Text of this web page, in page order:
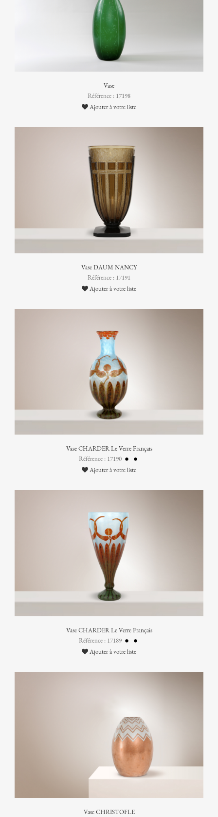
Vase
Référence : 17198
Ajouter à votre liste
Vase DAUM NANCY
Référence : 17191
Ajouter à votre liste
Vase CHARDER Le Verre Français
Référence : 17190
Ajouter à votre liste
Vase CHARDER Le Verre Français
Référence : 17189
Ajouter à votre liste
Vase CHRISTOFLE